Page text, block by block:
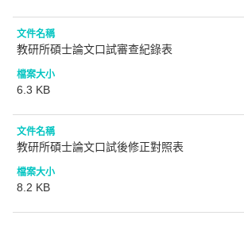
教研所碩士論文口試審查紀錄表
6.3 KB
教研所碩士論文口試後修正對照表
8.2 KB